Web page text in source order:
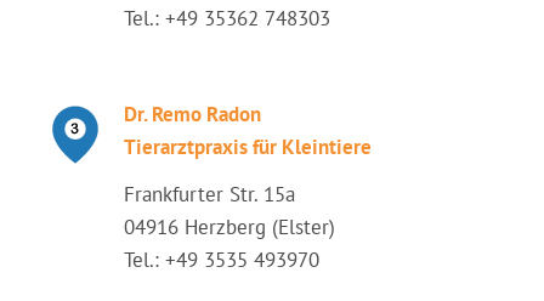
Tel.: +49 35362 748303
Dr. Remo Radon
Tierarztpraxis für Kleintiere
Frankfurter Str. 15a
04916 Herzberg (Elster)
Tel.: +49 3535 493970